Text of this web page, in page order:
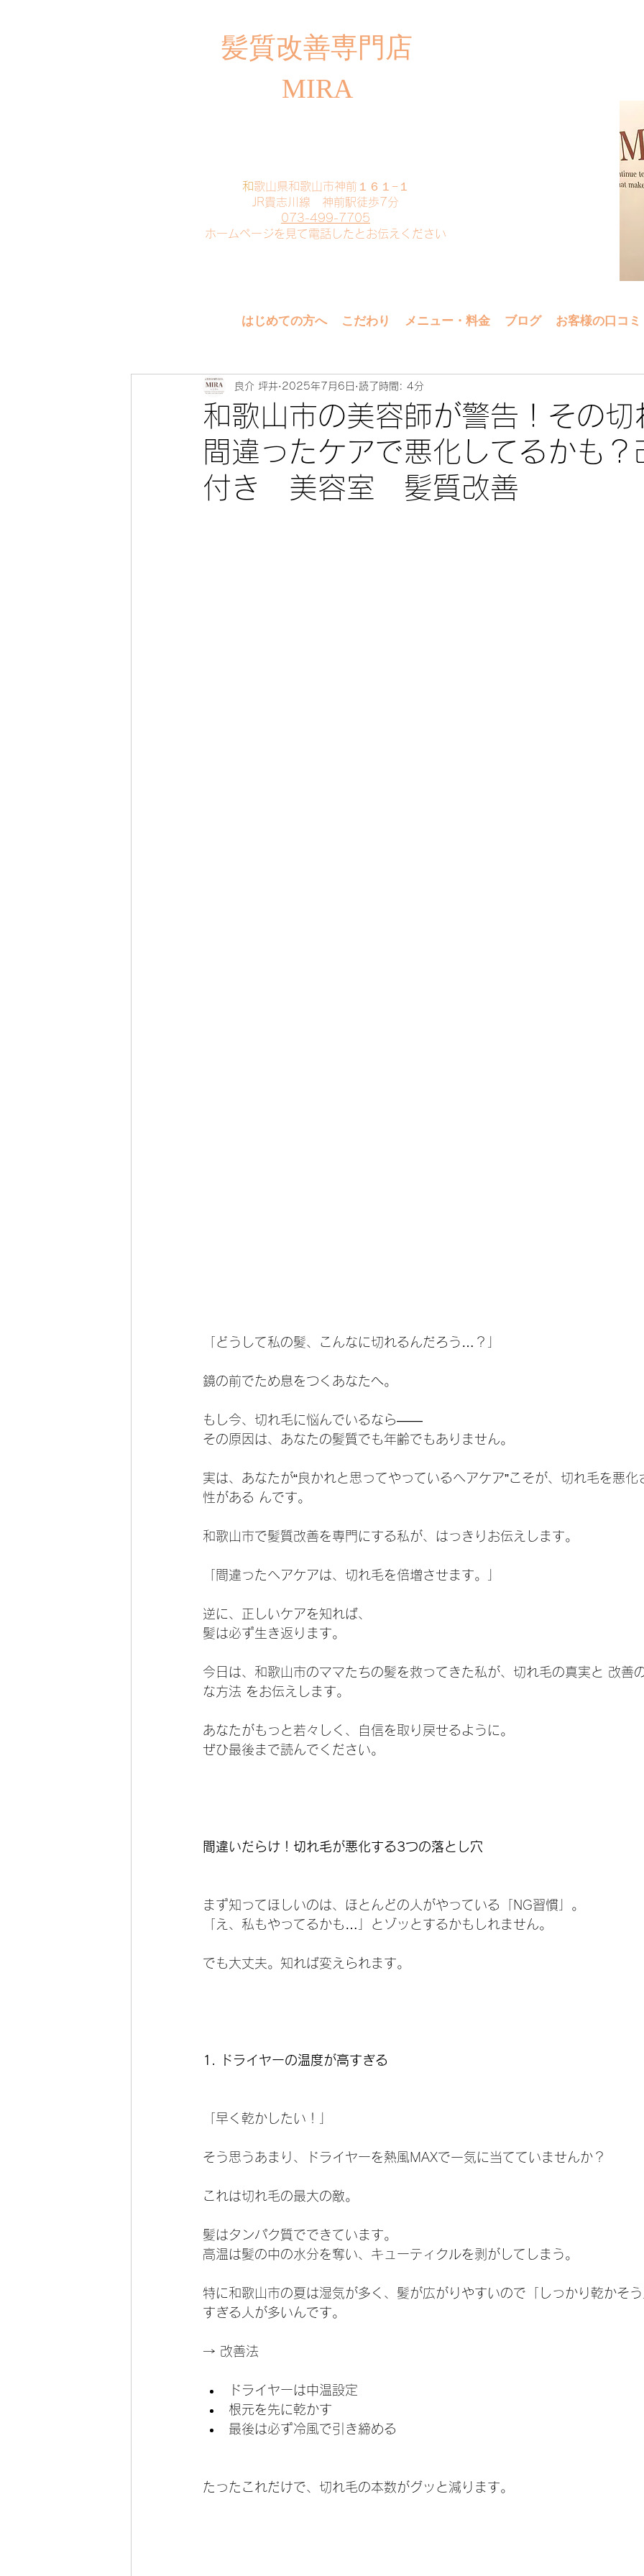
​髪質改善専門店
MIRA
​和歌山県和歌山市神前１６１−１
JR貴志川線 神前駅徒歩7分
073-499-7705
​ホームページを見て電話したとお伝えください
はじめての方へ こだわり メニュー・料金 ブログ お客様の口コミ
和歌山市の美容師が警告！その切
間違ったケアで悪化してるかも？
付き 美容室 髪質改善
良介 坪井 2025年7月6日 読了時間: 4分
「どうして私の髪、こんなに切れるんだろう…？」
鏡の前でため息をつくあなたへ。
もし今、切れ毛に悩んでいるなら――
その原因は、あなたの髪質でも年齢でもありません。
実は、あなたが“良かれと思ってやっているヘアケア”こそが、切れ毛を悪化
性がある んです。
和歌山市で髪質改善を専門にする私が、はっきりお伝えします。
「間違ったヘアケアは、切れ毛を倍増させます。」
逆に、正しいケアを知れば、
髪は必ず生き返ります。
今日は、和歌山市のママたちの髪を救ってきた私が、切れ毛の真実と 改善
な方法 をお伝えします。
あなたがもっと若々しく、自信を取り戻せるように。
ぜひ最後まで読んでください。
間違いだらけ！切れ毛が悪化する3つの落とし穴
まず知ってほしいのは、ほとんどの人がやっている「NG習慣」。
「え、私もやってるかも…」とゾッとするかもしれません。
でも大丈夫。知れば変えられます。
1. ドライヤーの温度が高すぎる
「早く乾かしたい！」
そう思うあまり、ドライヤーを熱風MAXで一気に当てていませんか？
これは切れ毛の最大の敵。
髪はタンパク質でできています。
高温は髪の中の水分を奪い、キューティクルを剥がしてしまう。
特に和歌山市の夏は湿気が多く、髪が広がりやすいので「しっかり乾かそ
すぎる人が多いんです。
→ 改善法
ドライヤーは中温設定
根元を先に乾かす
最後は必ず冷風で引き締める
たったこれだけで、切れ毛の本数がグッと減ります。